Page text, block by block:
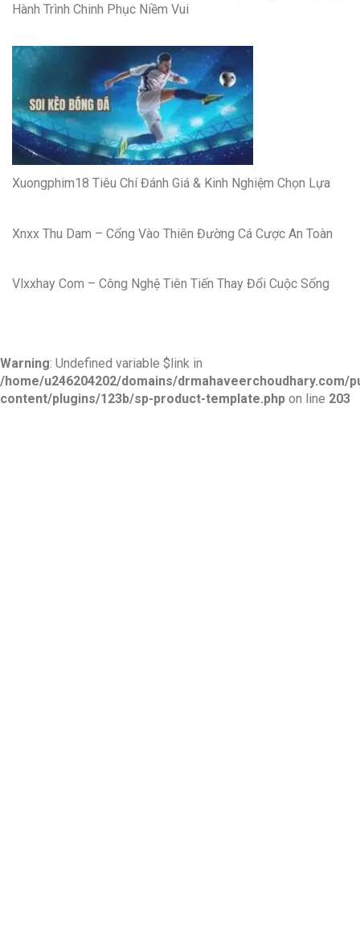
Hành Trình Chinh Phục Niềm Vui
Xuongphim18 Tiêu Chí Đánh Giá & Kinh Nghiệm Chọn Lựa
Xnxx Thu Dam – Cổng Vào Thiên Đường Cá Cược An Toàn
Vlxxhay Com – Công Nghệ Tiên Tiến Thay Đổi Cuộc Sống
Warning: Undefined variable $link in
/home/u246204202/domains/drmahaveerchoudhary.com/
content/plugins/123b/sp-product-template.php on line 203